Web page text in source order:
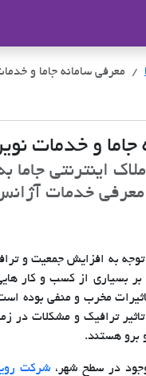
معرفی سامانه جاما و
جاما و خدمات
اینترنتی
خدمات
به افزایش جمعیت و
بر بسیاری از کسب و کار
مخرب و منفی بوده
ترافیک و مشکلات در
برو هستند.
در سطح شهر،شرکت